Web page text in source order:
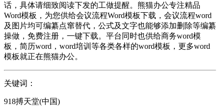
话，具体请细致阅读下发的工做提醒。熊猫办公专注精品
Word模板，为您供给会议流程Word模板下载，会议流程word
及图片均可编纂点窜替代，公式及文字也能够添加删除等编纂
操做，免费注册，一键下载。平台同时也供给商务word模
板，简历word，word培训等各类各样的word模板，更多word
模板就正在熊猫办公。
关键词：
918搏天堂(中国)